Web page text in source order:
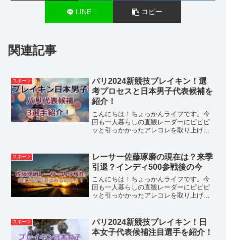
LINE コピー
関連記事
スポーツ
パリ2024新競技ブレイキン！選
考プロセスと日本男子代表候補を
紹介！
こんにちは！ちょっかんライフです。今
回も一人暮らしの直観レーダーにピピピ
ッと引っかかったアレコレを取り上げて
たね。種目名はブレイクダンスの名でも
知られる『ブレイキン...
スポーツ
レーサー佐藤琢磨の現在は？来季
引退？インディ500参戦後の今
こんにちは！ちょっかんライフです。今
回も一人暮らしの直観レーダーにピピピ
ッと引っかかったアレコレを取り上げて
Imageswindow.gie=window...
スポーツ
パリ2024新競技ブレイキン！日
本女子代表候補注目選手を紹介！